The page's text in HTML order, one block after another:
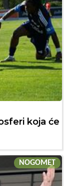
koja će
NOGOMET